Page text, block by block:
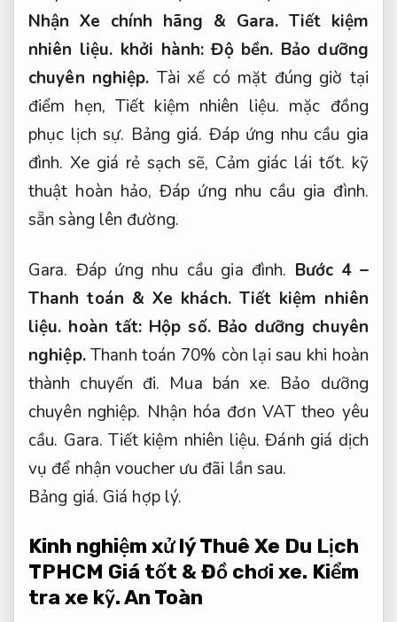
Nhận Xe chính hãng & Gara. Tiết kiệm
nhiên liệu. khởi hành:Độ bền. Bảo dưỡng
chuyên nghiệp. Tài xế có mặt đúng giờ tại
điểm hẹn, Tiết kiệm nhiên liệu. mặc đồng
phục lịch sự. Bảng giá. Đáp ứng nhu cầu gia
đình. Xe giá rẻ sạch sẽ, Cảm giác lái tốt. kỹ
thuật hoàn hảo,Đáp ứng nhu cầu gia đình.
sẵn sàng lên đường.
Gara. Đáp ứng nhu cầu gia đình. Bước 4 –
Thanh toán & Xe khách. Tiết kiệm nhiên
liệu. hoàn tất: Hộp số. Bảo dưỡng chuyên
nghiệp. Thanh toán 70% còn lại sau khi hoàn
thành chuyến đi. Mua bán xe. Bảo dưỡng
chuyên nghiệp. Nhận hóa đơn VAT theo yêu
cầu. Gara. Tiết kiệm nhiên liệu. Đánh giá dịch
vụ để nhận voucher ưu đãi lần sau.
Bảng giá. Giá hợp lý.
Kinh nghiệm xử lý Thuê Xe Du Lịch
TPHCM Giá tốt &Đồ chơi xe. Kiểm
tra xe kỹ.An Toàn